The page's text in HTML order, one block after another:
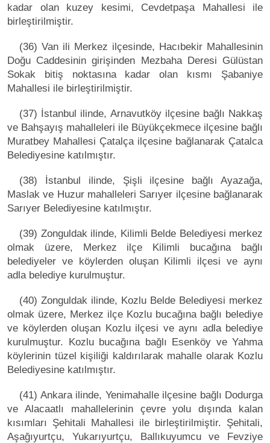
kadar olan kuzey kesimi, Cevdetpaşa Mahallesi ile
birleştirilmiştir.
(36) Van ili Merkez ilçesinde, Hacıbekir Mahallesinin
Doğu Caddesinin girişinden Mezbaha Deresi Gülüstan
Sokak bitiş noktasına kadar olan kısmı Şabaniye
Mahallesi ile birleştirilmiştir.
(37) İstanbul ilinde, Arnavutköy ilçesine bağlı Nakkaş
ve Bahşayış mahalleleri ile Büyükçekmece ilçesine bağlı
Muratbey Mahallesi Çatalça ilçesine bağlanarak Çatalca
Belediyesine katılmıştır.
(38) İstanbul ilinde, Şişli ilçesine bağlı Ayazağa,
Maslak ve Huzur mahalleleri Sarıyer ilçesine bağlanarak
Sarıyer Belediyesine katılmıştır.
(39) Zonguldak ilinde, Kilimli Belde Belediyesi merkez
olmak üzere, Merkez ilçe Kilimli bucağına bağlı
belediyeler ve köylerden oluşan Kilimli ilçesi ve aynı
adla belediye kurulmuştur.
(40) Zonguldak ilinde, Kozlu Belde Belediyesi merkez
olmak üzere, Merkez ilçe Kozlu bucağına bağlı belediye
ve köylerden oluşan Kozlu ilçesi ve aynı adla belediye
kurulmuştur. Kozlu bucağına bağlı Esenköy ve Yahma
köylerinin tüzel kişiliği kaldırılarak mahalle olarak Kozlu
Belediyesine katılmıştır.
(41) Ankara ilinde, Yenimahalle ilçesine bağlı Dodurga
ve Alacaatlı mahallelerinin çevre yolu dışında kalan
kısımları Şehitali Mahallesi ile birleştirilmiştir. Şehitali,
Aşağıyurtçu, Yukarıyurtçu, Ballıkuyumcu ve Fevziye